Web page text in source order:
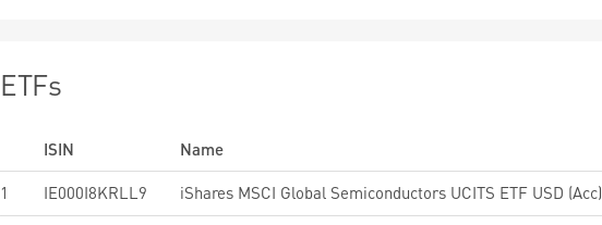
ETFs
ISIN Name
1
IE000I8KRLL9 iShares MSCI Global Semiconductors UCITS ETF USD (Acc)